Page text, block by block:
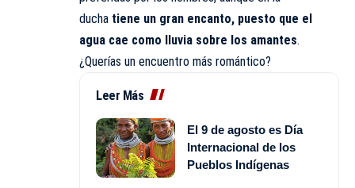
ducha tiene un gran encanto, puesto que el
agua cae como lluvia sobre los amantes.
¿Querías un encuentro más romántico?
Leer Más
El 9 de agosto es Día
Internacional de los
Pueblos Indígenas